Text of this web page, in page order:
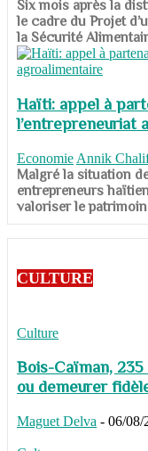
​​​​​​​Six mois après la
le cadre du Projet
la Sécurité
Haïti: appel à
l’entrepreneuriat
Economie Annik
​​​​​​​Malgré la situation
entrepreneurs
valoriser le
CULTURE
Culture
Bois-Caïman,
ou demeurer
Maguet Delva - 06/08/